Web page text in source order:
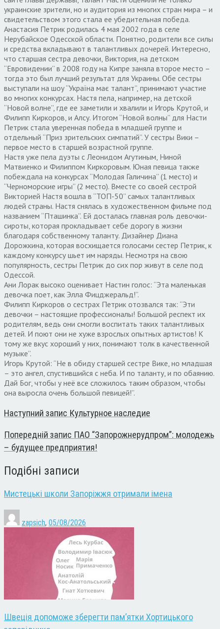
украинские зрители, но и аудитория из многих стран мира – и
свидетельством этого стала ее убедительная победа.
Анастасия Петрик родилась 4 мая 2002 года в селе
Нерубайское Одесской области. Понятно, родители все силы
и средства вкладывают в талантливых дочерей. Интересно,
что старшая сестра девочки, Виктория, на детском
“Евровидении” в 2008 году на Кипре заняла второе место –
тогда это был лучший результат для Украины. Обе сестры
выступали на шоу “Україна має талант”, принимают участие
во многих конкурсах. Настя пела, например, на детской
“Новой волне”, где ее заметили и хвалили и Игорь Крутой, и
Филипп Киркоров, и Алсу. Итогом “Новой волны” для Насти
Петрик стала уверенная победа в младшей группе и
отдельный “Приз зрительских симпатий”. У сестры Вики –
первое место в старшей возрастной группе.
Настя уже пела дуэты с Леонидом Агутиным, Ниной
Матвиенко и Филиппом Киркоровым. Юная певица также
побеждала на конкурсах “Молодая Галичина” (1 место) и
“Черноморские игры” (2 место). Вместе со своей сестрой
Викторией Настя вошла в “ТОП-50” самых талантливых
людей страны. Настя снялась в художественном фильме под
названием “Пташинка”. Ей досталась главная роль девочки-
сироты, которая прокладывает себе дорогу в жизни
благодаря собственному таланту. Дизайнер Диана
Дорожкина, которая восхищается голосами сестер Петрик, к
каждому конкурсу шьет им наряды. Несмотря на свою
популярность, сестры Петрик до сих пор живут в селе под
Одессой.
Ани Лорак высоко оценивает Настин голос: “Эта маленькая
девочка поет, как Элла Фицджеральд!”.
Филипп Киркоров о сестрах Петрик отозвался так: “Эти
девочки – настоящие профессионалы! Большой респект их
родителям, ведь они смогли воспитать таких талантливых
детей. И поют они не хуже взрослых опытных артистов! К
тому же вкус хороший у них, понимают толк в качественной
музыке”.
Игорь Крутой: “Не в обиду старшей сестре Вике, но младшая
– это ангел, спустившийся с неба. И по таланту, и по обаянию.
Дай Бог, чтобы у неё все сложилось таким образом, чтобы
она выросла очень большой певицей!”.
Наступний запис Культурное наследие
Попередній запис ПАО “Запорожнерудпром”: молодежь
– будущее предприятия!
Подібні записи
Мистецькі школи Запоріжжя отримали імена
zapsich, 05/08/2026
Швеція допоможе зберегти пам’ятки Хортицького